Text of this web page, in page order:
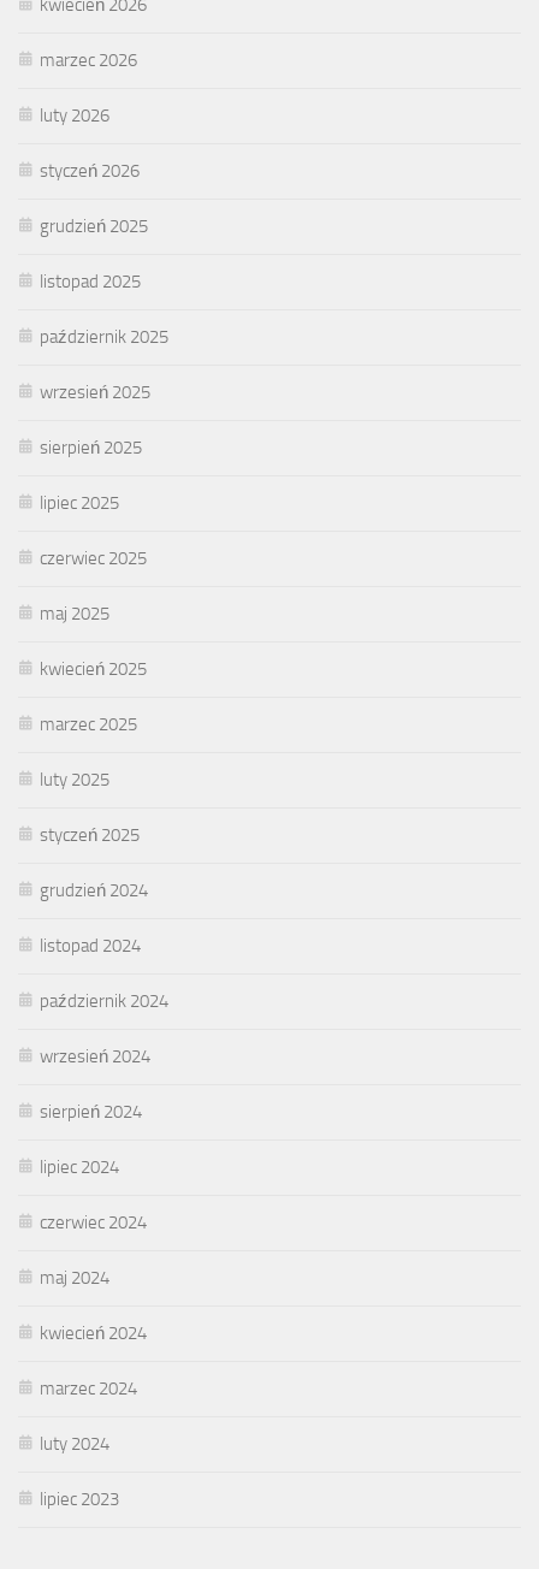
marzec 2026
luty 2026
styczeń 2026
grudzień 2025
listopad 2025
październik 2025
wrzesień 2025
sierpień 2025
lipiec 2025
czerwiec 2025
maj 2025
kwiecień 2025
marzec 2025
luty 2025
styczeń 2025
grudzień 2024
listopad 2024
październik 2024
wrzesień 2024
sierpień 2024
lipiec 2024
czerwiec 2024
maj 2024
kwiecień 2024
marzec 2024
luty 2024
lipiec 2023